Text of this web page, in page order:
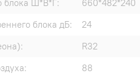
блока Ш*В*Г:
660*482*240
блока дБ:
24
R32
88